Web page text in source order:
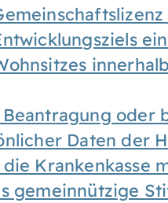
oder
Daten der
Krankenkasse
gemeinnützige